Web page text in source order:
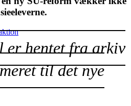
er hentet fra arkiv
til det nye